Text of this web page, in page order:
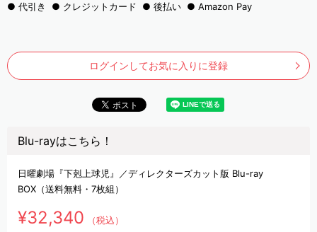
代引き
クレジットカード 後払い Amazon Pay
ログインしてお気に入りに登録
Blu-rayはこちら！
日曜劇場『下剋上球児』／ディレクターズカット版 Blu-ray
BOX（送料無料・7枚組）
¥32,340 （税込）